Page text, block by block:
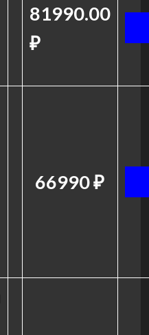
81990.00
₽
66990 ₽